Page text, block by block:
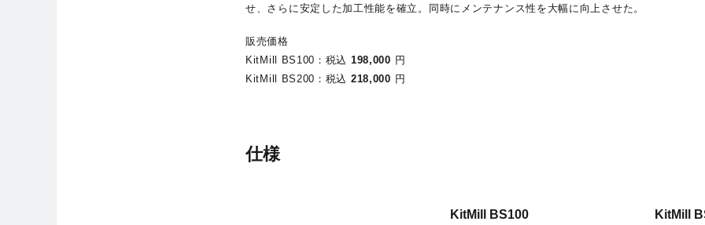
せ、さらに安定した加工性能を確立。同時にメンテナンス性を大幅に向上させた。
販売価格
KitMill BS100：税込 198,000 円
KitMill BS200：税込 218,000 円
仕様
KitMill BS100 KitMill